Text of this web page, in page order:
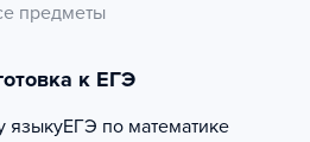
предметы
к ЕГЭ
языкуЕГЭ по математике